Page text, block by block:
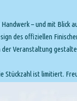
– und mit Blick
des offiziellen
der Veranstaltung
Stückzahl ist limitiert.